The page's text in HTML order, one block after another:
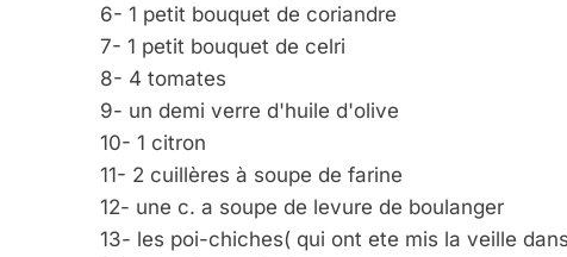
6- 1 petit bouquet de coriandre
7- 1 petit bouquet de celri
8- 4 tomates
9- un demi verre d'huile d'olive
10- 1 citron
11- 2 cuillères à soupe de farine
12- une c. a soupe de levure de boulanger
13- les poi-chiches( qui ont ete mis la veille